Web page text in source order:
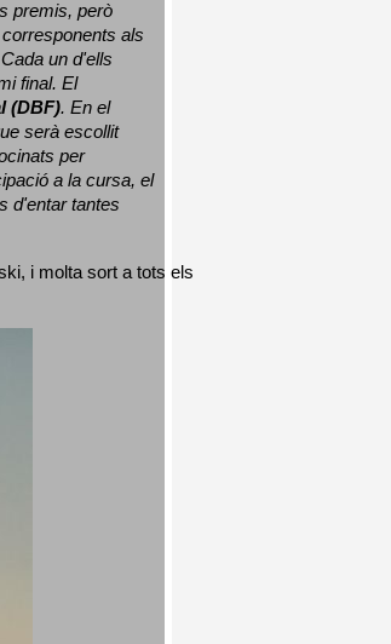
premis, però
als
un d'ells
final.
El
(DBF). En el
serà escollit
per
a la cursa, el
d'entar tantes
i molta sort a tots els